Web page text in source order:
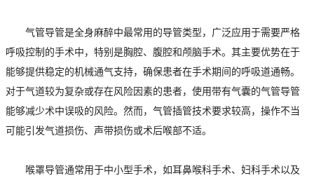
气管导管是全身麻醉中最常用的导管类型，广泛应用于需要严格
呼吸控制的手术中，特别是胸腔、腹腔和颅脑手术。其主要优势在于
能够提供稳定的机械通气支持，确保患者在手术期间的呼吸道通畅。
对于气道较为复杂或存在风险因素的患者，使用带有气囊的气管导管
能够减少术中误吸的风险。然而，气管插管技术要求较高，操作不当
可能引发气道损伤、声带损伤或术后喉部不适。
喉罩导管通常用于中小型手术，如耳鼻喉科手术、妇科手术以及